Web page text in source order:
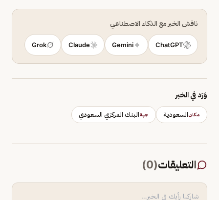
ناقش الخبر مع الذكاء الاصطناعي
ChatGPT
Gemini
Claude
Grok
وَرَد في الخبر
مكانالسعودية جهةالبنك المركزي السعودي
التعليقات(
0
)